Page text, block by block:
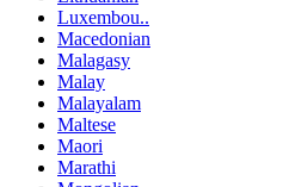
Luxembou..
Macedonian
Malagasy
Malay
Malayalam
Maltese
Maori
Marathi